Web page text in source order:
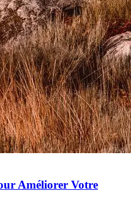
Améliorer Votre